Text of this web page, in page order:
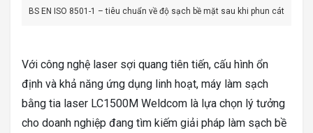
BS EN ISO 8501-1 – tiêu chuẩn về độ sạch bề mặt sau khi phun cát
Với công nghệ laser sợi quang tiên tiến, cấu hình ổn
định và khả năng ứng dụng linh hoạt, máy làm sạch
bằng tia laser LC1500M Weldcom là lựa chọn lý tưởng
cho doanh nghiệp đang tìm kiếm giải pháp làm sạch bề